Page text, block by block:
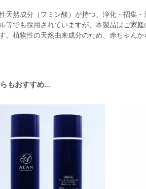
天然成分（フミン酸）が持つ、浄化・招集
等でも採用されていますが、本製品はご家
。植物性の天然由来成分のため、赤ちゃん
もおすすめ…